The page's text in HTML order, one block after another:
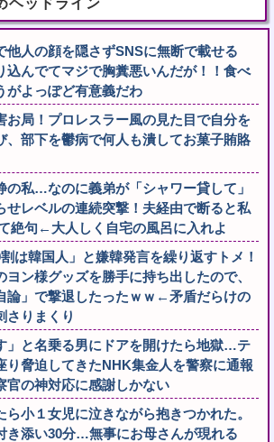
他人の顔を隠さずSNSに無断で載せる
込んでてマジで胸糞悪いんだが！！食べ
がよっぽど有意義だわ
お局！プロレスラー風の見た目で自分を
、部下を鬱病で何人も潰してお菓子賄賂
の私…なのに義弟が「シャワー貸して」
せレベルの連続突撃！夫経由で断ると私
絶句←大人しく自宅の風呂に入れよ
は韓国人」と嫌韓発言を繰り返すトメ！
ン様グッズを勝手に持ち出したので、
論」で撃退したったｗｗ←矛盾だらけの
さりまくり
」と名乗る男にドアを開けたら地獄…テ
り脅迫してきたNHK集金人を警察に通報
官の神対応に感謝しかない
小１女児に泣きながら抱きつかれた。
き添い30分…無事にお母さんが現れる